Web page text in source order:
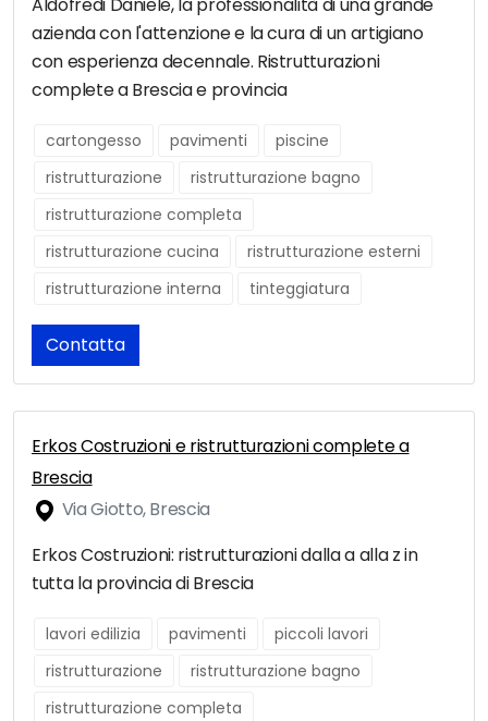
Aldofredi Daniele, la professionalità di una grande
azienda con l'attenzione e la cura di un artigiano
con esperienza decennale. Ristrutturazioni
complete a Brescia e provincia
cartongesso pavimenti
piscine
ristrutturazione
ristrutturazione bagno
ristrutturazione completa
ristrutturazione cucina
ristrutturazione esterni
ristrutturazione interna
tinteggiatura
Contatta
Erkos Costruzioni e ristrutturazioni complete a
Brescia
Via Giotto, Brescia
Erkos Costruzioni: ristrutturazioni dalla a alla z in
tutta la provincia di Brescia
lavori edilizia pavimenti
piccoli lavori
ristrutturazione
ristrutturazione bagno
ristrutturazione completa